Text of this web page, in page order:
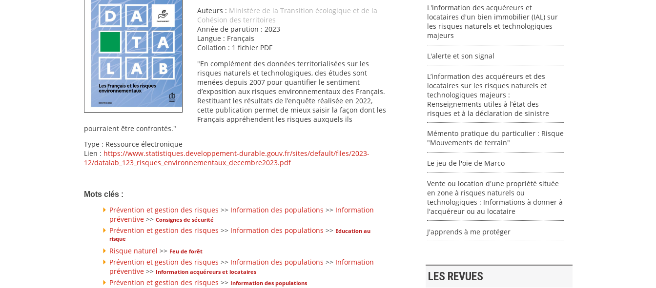
Auteurs : Ministère de la Transition écologique et de la
Cohésion des territoires
Année de parution : 2023
Langue : Français
Collation : 1 fichier PDF
"En complément des données territorialisées sur les
risques naturels et technologiques, des études sont
menées depuis 2007 pour quantifier le sentiment
d’exposition aux risques environnementaux des Français.
Restituant les résultats de l’enquête réalisée en 2022,
cette publication permet de mieux saisir la façon dont les
Français appréhendent les risques auxquels ils
pourraient être confrontés."
Type : Ressource électronique
Lien : https://www.statistiques.developpement-durable.gouv.fr/sites/default/files/2023-
12/datalab_123_risques_environnementaux_decembre2023.pdf
Mots clés :
Prévention et gestion des risques >> Information des populations >> Information
préventive >> Consignes de sécurité
Prévention et gestion des risques >> Information des populations >> Education au
risque
Risque naturel >> Feu de forêt
Prévention et gestion des risques >> Information des populations >> Information
préventive >> Information acquéreurs et locataires
Prévention et gestion des risques >> Information des populations
L'information des acquéreurs et
locataires d'un bien immobilier (IAL) sur
les risques naturels et technologiques
majeurs
L'alerte et son signal
L’information des acquéreurs et des
locataires sur les risques naturels et
technologiques majeurs :
Renseignements utiles à l’état des
risques et à la déclaration de sinistre
Mémento pratique du particulier : Risque
"Mouvements de terrain"
Le jeu de l'oie de Marco
Vente ou location d'une propriété située
en zone à risques naturels ou
technologiques : Informations à donner à
l'acquéreur ou au locataire
J'apprends à me protéger
LES REVUES